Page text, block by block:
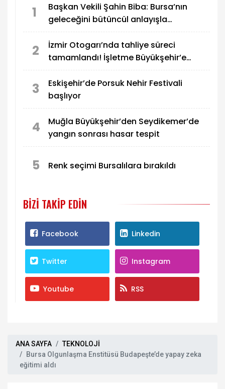
1
Başkan Vekili Şahin Biba: Bursa’nın
geleceğini bütüncül anlayışla
2
İzmir Otogarı’nda tahliye süreci
tamamlandı! İşletme Büyükşehir’e
3
Eskişehir’de Porsuk Nehir Festivali
başlıyor
4
Muğla Büyükşehir’den Seydikemer’de
yangın sonrası hasar tespit
5 Renk seçimi Bursalılara bırakıldı
BIZI TAKIP EDIN
Facebook Linkedin
Twitter Instagram
Youtube RSS
ANA SAYFA
TEKNOLOJİ
Bursa Olgunlaşma Enstitüsü Budapeşte’de yapay zeka
eğitimi aldı